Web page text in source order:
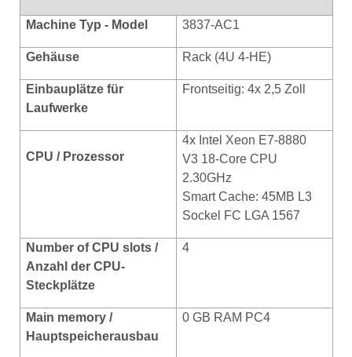
Machine Typ - Model 3837-AC1
Gehäuse Rack (4U 4-HE)
Einbauplätze für
Laufwerke
Frontseitig: 4x 2,5 Zoll
CPU / Prozessor
4x Intel Xeon E7-8880
V3 18-Core CPU
2.30GHz
Smart Cache: 45MB L3
Sockel FC LGA 1567
Number of CPU slots /
Anzahl der CPU-
Steckplätze
4
Main memory /
Hauptspeicherausbau
0 GB RAM PC4